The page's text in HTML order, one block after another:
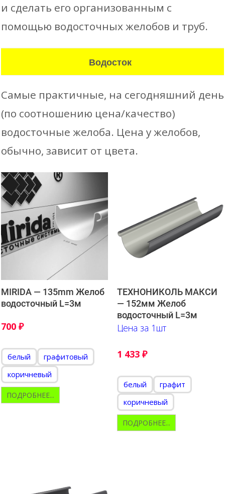
и сделать его организованным с
помощью водосточных желобов и труб.
Водосток
Самые практичные, на сегодняшний день
(по соотношению цена/качество)
водосточные желоба. Цена у желобов,
обычно, зависит от цвета.
MIRIDA — 135mm Желоб
водосточный L=3м
700 ₽
белый
графитовый
коричневый
ПОДРОБНЕЕ...
ТЕХНОНИКОЛЬ МАКСИ
— 152мм Желоб
водосточный L=3м
Цена за 1шт
1 433 ₽
белый
графит
коричневый
ПОДРОБНЕЕ...